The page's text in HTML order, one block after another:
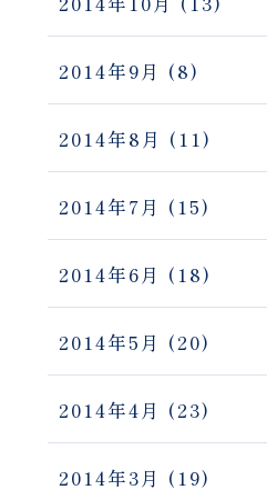
2014年9月 (8)
2014年8月 (11)
2014年7月 (15)
2014年6月 (18)
2014年5月 (20)
2014年4月 (23)
2014年3月 (19)